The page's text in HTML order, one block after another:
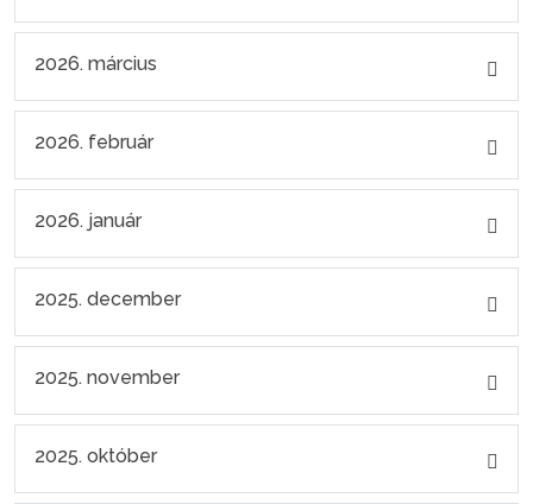
2026. március
2026. február
2026. január
2025. december
2025. november
2025. október